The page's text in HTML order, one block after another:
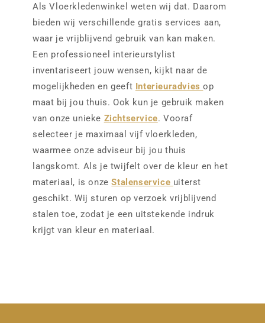
Als Vloerkledenwinkel weten wij dat. Daarom
bieden wij verschillende gratis services aan,
waar je vrijblijvend gebruik van kan maken.
Een professioneel interieurstylist
inventariseert jouw wensen, kijkt naar de
mogelijkheden en geeft Interieuradviesop
maat bij jou thuis. Ook kun je gebruik maken
van onze unieke Zichtservice. Vooraf
selecteer je maximaal vijf vloerkleden,
waarmee onze adviseur bij jou thuis
langskomt. Als je twijfelt over de kleur en het
materiaal, is onzeStalenservice uiterst
geschikt. Wij sturen op verzoek vrijblijvend
stalen toe, zodat je een uitstekende indruk
krijgt van kleur en materiaal.